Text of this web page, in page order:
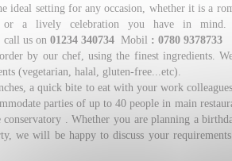
ideal setting for any occasion, whether it is a
or a lively celebration you have in
us on 01234 340734 Mobil : 0780 9378733
by our chef, using the finest ingredients.
(vegetarian, halal, gluten-free...etc).
a quick bite to eat with your work
parties of up to 40 people in main
. Whether you are planning a
we will be happy to discuss your